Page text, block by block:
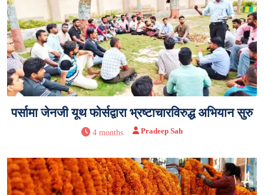
पर्सामा जेनजी यूथ फोर्सद्वारा भ्रष्टाचारविरुद्ध अभियान सुरु
4 months Pradeep Sah